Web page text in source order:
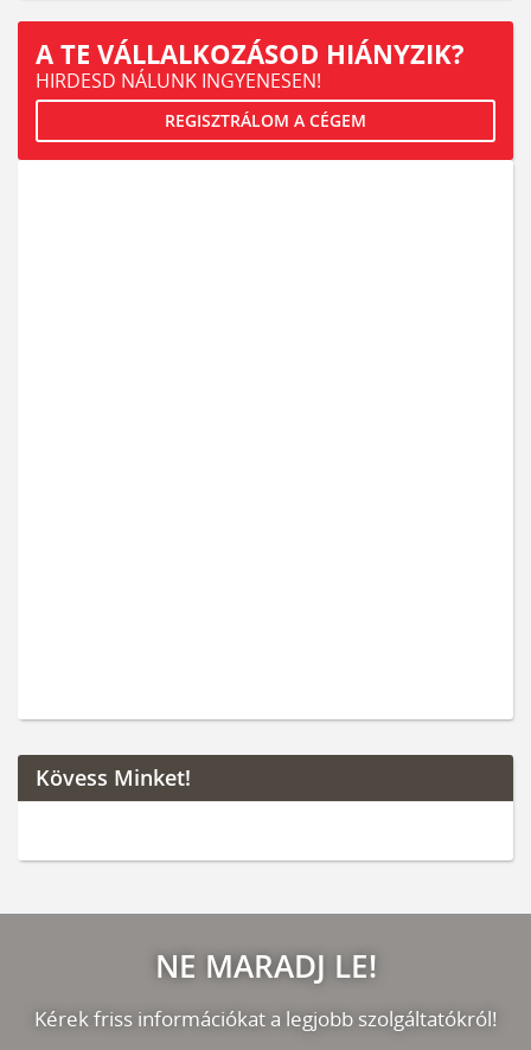
A TE VÁLLALKOZÁSOD HIÁNYZIK?
HIRDESD NÁLUNK INGYENESEN!
REGISZTRÁLOM A CÉGEM
Kövess Minket!
NE MARADJ LE!
Kérek friss információkat a legjobb szolgáltatókról!